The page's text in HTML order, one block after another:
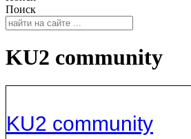
Поиск
KU2 community
KU2 community